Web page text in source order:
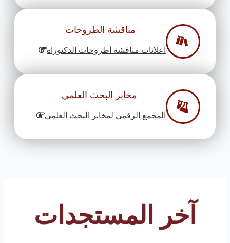
مناقشة الطروحات
اعلانات مناقشة أطروحات الدكتوراه
مخابر البحث العلمي
المجمع الرقمي لمخابر البحث العلمي
آخر المستجدات